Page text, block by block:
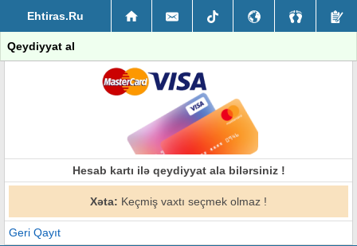
Ehtiras.Ru
Qeydiyyat al
Hesab kartı ilə qeydiyyat ala bilərsiniz !
Xəta: Keçmiş vaxtı seçmek olmaz !
Geri Qayıt